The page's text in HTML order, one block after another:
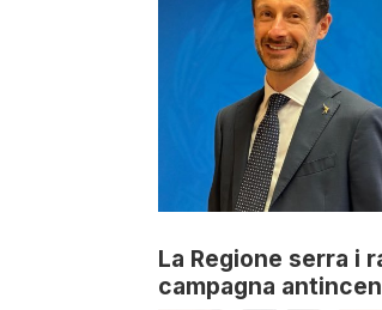
La Regione serra i
campagna